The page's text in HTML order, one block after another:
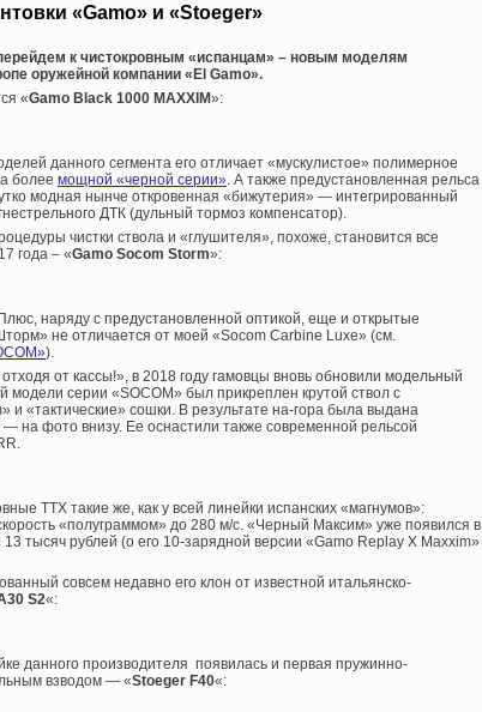
«Gamo» и «Stoeger»
к чистокровным «испанцам» – новым моделям
оружейной компании «El Gamo».
«Gamo Black 1000 MAXXIM»:
данного сегмента его отличает «мускулистое» полимерное
более мощной «черной серии» . А также предустановленная рельса
модная нынче откровенная «бижутерия» — интегрированный
ДТК (дульный тормоз компенсатор).
чистки ствола и «глушителя», похоже, становится все
года – «Gamo Socom Storm»:
наряду с предустановленной оптикой, еще и открытые
не отличается от моей «Socom Carbine Luxe» (см.
).
от кассы!», в 2018 году гамовцы вновь обновили модельный
серии «SOCOM» был прикреплен крутой ствол с
«тактические» сошки. В результате на-гора была выдана
— на фото внизу. Ее оснастили также современной рельсой
ТТХ такие же, как у всей линейки испанских «магнумов»:
«полуграммом» до 280 м/с. «Черный Максим» уже появился в
тысяч рублей (о его 10-зарядной версии «Gamo Replay X Maxxim»
совсем недавно его клон от известной итальянско-
S2«:
данного производителя появилась и первая пружинно-
взводом — «Stoeger F40«: